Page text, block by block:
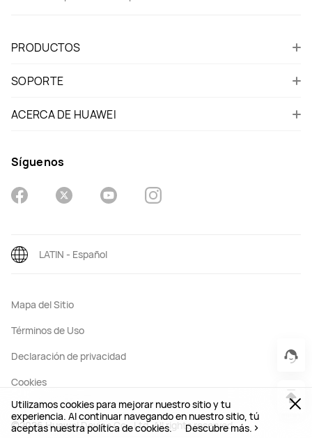
Utilizamos cookies para mejorar nuestro sitio y tu
experiencia. Al continuar navegando en nuestro sitio, tú
aceptas nuestra política de cookies.
Descubre más.
PRODUCTOS
SOPORTE
ACERCA DE HUAWEI
Síguenos
©2026 Huawei Device Co., Ltd. All rights reserved.
Mapa del Sitio
Términos de Uso
Declaración de privacidad
Cookies
LATIN - Español